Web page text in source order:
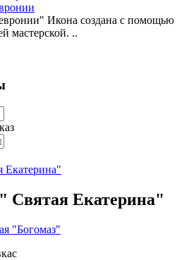
Икона создана с помощью
мастерской. ..
Святая Екатерина"
"Богомаз"